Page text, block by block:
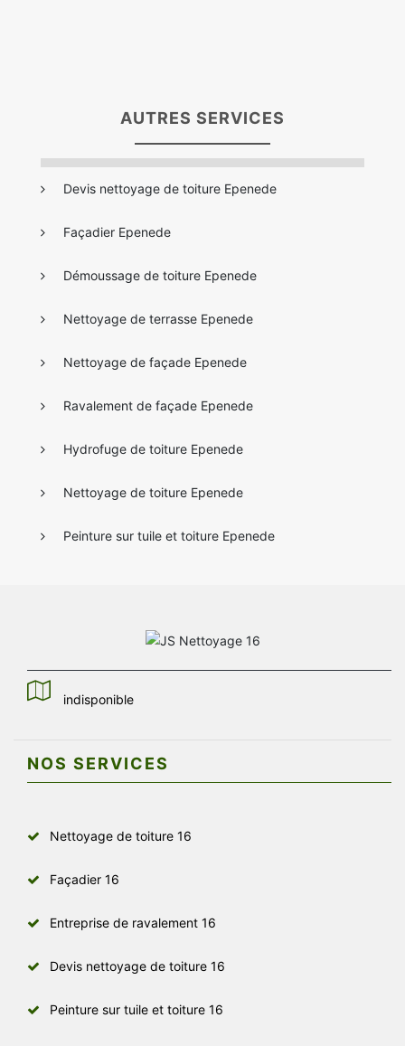
AUTRES SERVICES
Devis nettoyage de toiture Epenede
Façadier Epenede
Démoussage de toiture Epenede
Nettoyage de terrasse Epenede
Nettoyage de façade Epenede
Ravalement de façade Epenede
Hydrofuge de toiture Epenede
Nettoyage de toiture Epenede
Peinture sur tuile et toiture Epenede
indisponible
NOS SERVICES
Nettoyage de toiture 16
Façadier 16
Entreprise de ravalement 16
Devis nettoyage de toiture 16
Peinture sur tuile et toiture 16